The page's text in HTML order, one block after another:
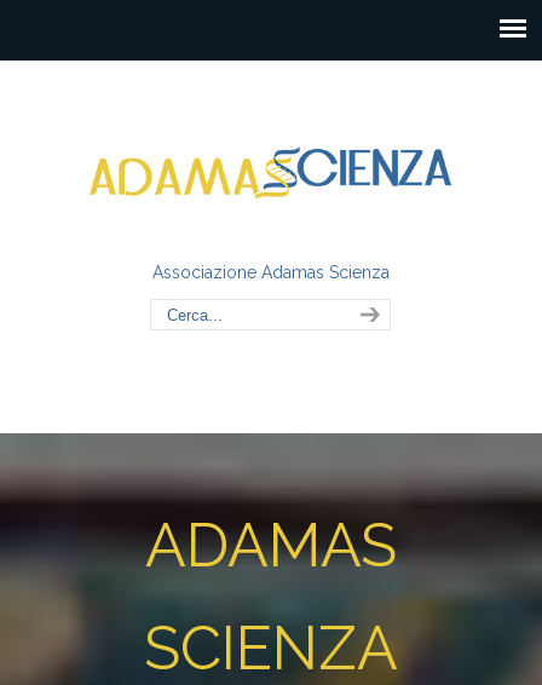
Associazione Adamas Scienza
ADAMAS
SCIENZA